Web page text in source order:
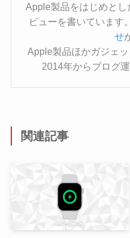
Apple製品をはじめと
ビューを書いています
せ
Apple製品ほかガジェッ
2014年からブログ
関連記事